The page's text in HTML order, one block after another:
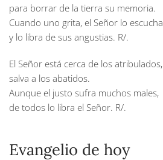
para borrar de la tierra su memoria.
Cuando uno grita, el Señor lo escucha
y lo libra de sus angustias. R/.
El Señor está cerca de los atribulados,
salva a los abatidos.
Aunque el justo sufra muchos males,
de todos lo libra el Señor. R/.
Evangelio de hoy